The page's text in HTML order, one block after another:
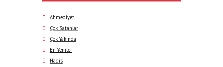
Ahmediyet
Çok Satanlar
Çok Yakında
En Yeniler
Hadis